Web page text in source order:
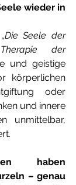
wieder in
„Die Seele der
der
und geistige
körperlichen
oder
und innere
unmittelbar,
haben
– genau